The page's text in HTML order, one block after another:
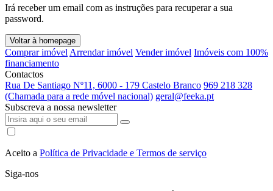
Irá receber um email com as instruções para recuperar a sua
password.
Voltar à homepage
Comprar imóvel Arrendar imóvel Vender imóvel Imóveis com 100%
financiamento
Contactos
Rua De Santiago Nº11, 6000 - 179 Castelo Branco 969 218 328
(Chamada para a rede móvel nacional) geral@feeka.pt
Subscreva a nossa newsletter
Aceito a Política de Privacidade e Termos de serviço
Siga-nos